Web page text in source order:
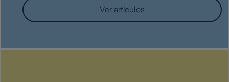
Ver artículos